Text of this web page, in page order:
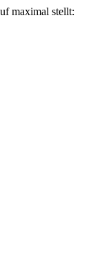
maximal stellt: